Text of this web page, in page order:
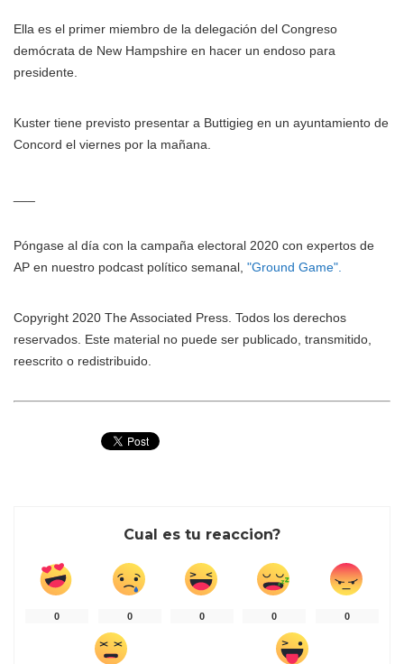
Ella es el primer miembro de la delegación del Congreso
demócrata de New Hampshire en hacer un endoso para
presidente.
Kuster tiene previsto presentar a Buttigieg en un ayuntamiento de
Concord el viernes por la mañana.
Póngase al día con la campaña electoral 2020 con expertos de
AP en nuestro podcast político semanal, "Ground Game".
Copyright 2020 The Associated Press. Todos los derechos
reservados. Este material no puede ser publicado, transmitido,
reescrito o redistribuido.
Cual es tu reaccion?
0 0 0 0 0